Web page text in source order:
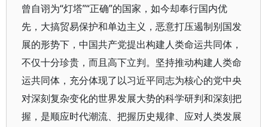
曾自诩为“灯塔”“正确”的国家，如今却奉行国内优
先，大搞贸易保护和单边主义，恶意打压遏制别国发
展的形势下，中国共产党提出构建人类命运共同体，
不仅十分珍贵，而且高下立判。坚持推动构建人类命
运共同体，充分体现了以习近平同志为核心的党中央
对深刻复杂变化的世界发展大势的科学研判和深刻把
握，是顺应时代潮流、把握历史规律、应对人类发展